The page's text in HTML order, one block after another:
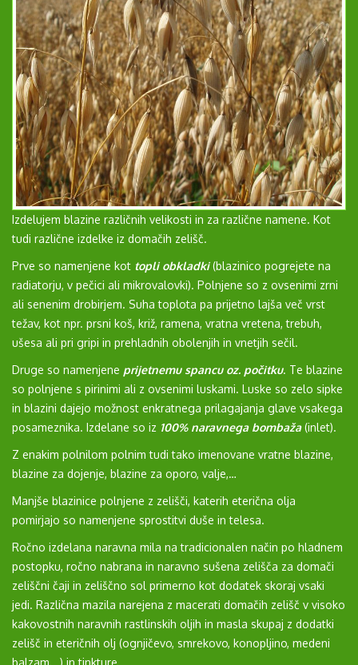
Izdelujem blazine različnih velikosti in za različne namene. Kot
tudi različne izdelke iz domačih zelišč.
Prve so namenjene kot topli obkladki(blazinico pogrejete na
radiatorju, v pečici ali mikrovalovki). Polnjene so z ovsenimi zrni
ali senenim drobirjem. Suha toplota pa prijetno lajša več vrst
težav, kot npr. prsni koš, križ, ramena, vratna vretena, trebuh,
ušesa ali pri gripi in prehladnih obolenjih in vnetjih sečil.
Druge so namenjene prijetnemu spancu oz. počitku. Te blazine
so polnjene s pirinimi ali z ovsenimi luskami. Luske so zelo sipke
in blazini dajejo možnost enkratnega prilagajanja glave vsakega
posameznika. Izdelane so iz 100% naravnega bombaža(inlet).
Z enakim polnilom polnim tudi tako imenovane vratne blazine,
blazine za dojenje, blazine za oporo, valje,…
Manjše blazinice polnjene z zelišči, katerih eterična olja
pomirjajo so namenjene sprostitvi duše in telesa.
Ročno izdelana naravna mila na tradicionalen način po hladnem
postopku, ročno nabrana in naravno sušena zelišča za domači
zeliščni čaji in zeliščno sol primerno kot dodatek skoraj vsaki
jedi. Različna mazila narejena z macerati domačih zelišč v visoko
kakovostnih naravnih rastlinskih oljih in masla skupaj z dodatki
zelišč in eteričnih olj (ognjičevo, smrekovo, konopljino, medeni
balzam,…) in tinkture.